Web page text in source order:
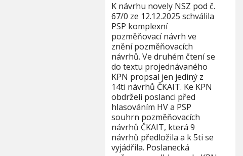
K návrhu novely NSZ pod č.
67/0 ze 12.12.2025 schválila
PSP komplexní
pozměňovací návrh ve
znění pozměňovacích
návrhů. Ve druhém čtení se
do textu projednávaného
KPN propsal jen jediný z
14ti návrhů ČKAIT. Ke KPN
obdrželi poslanci před
hlasováním HV a PSP
souhrn pozměňovacích
návrhů ČKAIT, která 9
návrhů předložila a k 5ti se
vyjádřila. Poslanecká